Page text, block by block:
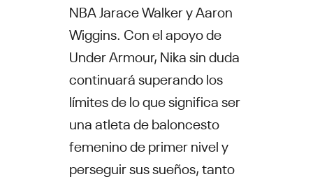
NBA Jarace Walker y Aaron
Wiggins. Con el apoyo de
Under Armour, Nika sin duda
continuará superando los
límites de lo que significa ser
una atleta de baloncesto
femenino de primer nivel y
perseguir sus sueños, tanto